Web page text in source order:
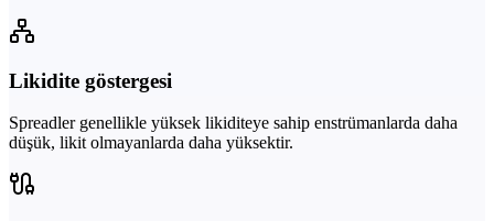
Likidite göstergesi
Spreadler genellikle yüksek likiditeye sahip enstrümanlarda daha
düşük, likit olmayanlarda daha yüksektir.